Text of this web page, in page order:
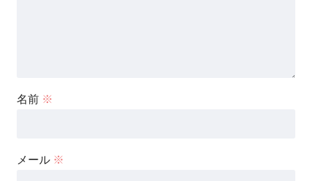
名前 ※
メール ※